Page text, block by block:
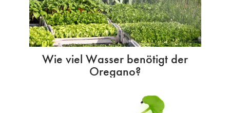
Wie viel Wasser benötigt der
Oregano?